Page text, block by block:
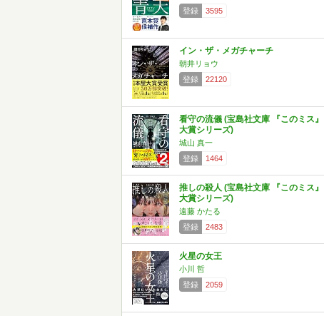
登録
3595
イン・ザ・メガチャーチ
朝井リョウ
登録
22120
看守の流儀 (宝島社文庫 『このミス』
大賞シリーズ)
城山 真一
登録
1464
推しの殺人 (宝島社文庫 『このミス』
大賞シリーズ)
遠藤 かたる
登録
2483
火星の女王
小川 哲
登録
2059